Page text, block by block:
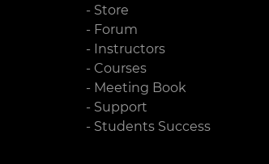
- Store
- Forum
- Instructors
- Courses
- Meeting Book
- Support
- Students Success